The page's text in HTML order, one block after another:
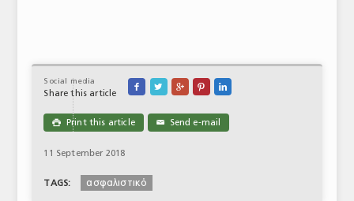
Social media
Share this article
    
 Print this article ✉ Send e-mail
11 September 2018
TAGS: ασφαλιστικό